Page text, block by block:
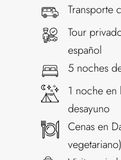
Transporte
Tour
español
5 noches
1 noche en
desayuno
Cenas en
vegetariano)